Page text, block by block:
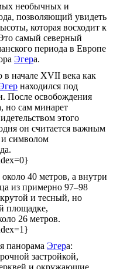
необычных и
позволяющий увидеть
которая восходит к
самый северный
периода в Европе
Эгера.
начале XVII века как
находился под
После освобождения
но сам минарет
этого
он считается важным
символом
40 метров, а внутри
из примерно 97–98
и тесный, но
площадке,
26 метров.
панорама Эгера:
застройкой,
и окружающие